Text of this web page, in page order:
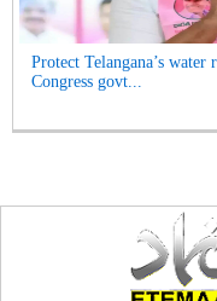
Protect Telangana’s
Congress govt...